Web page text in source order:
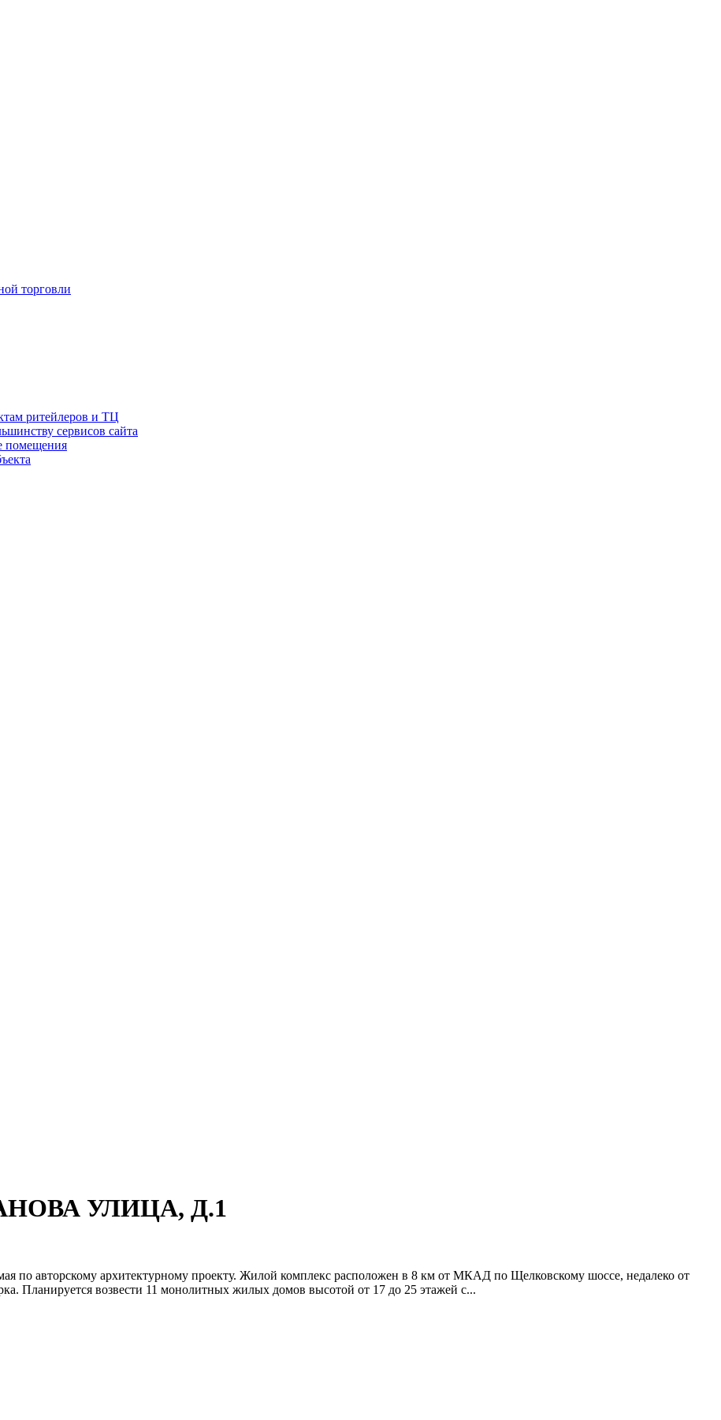
торговли
ритейлеров и ТЦ
сервисов сайта
помещения
УЛИЦА, Д.1
по авторскому архитектурному проекту. Жилой комплекс расположен в 8 км от МКАД по Щелковскому шоссе, недалеко от
Планируется возвести 11 монолитных жилых домов высотой от 17 до 25 этажей с...